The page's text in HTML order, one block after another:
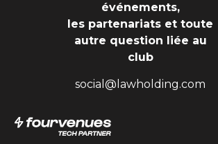
événements,
les partenariats et toute
autre question liée au
club
social@lawholding.com